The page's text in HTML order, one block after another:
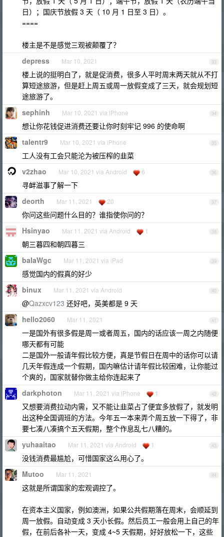
日）；国庆节放假 3 天（ 10 月 1 日至 3 日）。
====
楼主是不是感觉三观被颠覆了？
33
depress Mar 10, 2021
楼上说的挺明白了，就是促消费，很多人平时周末两天就从不打
算短途旅游，但是赶上周五或周一放假变成了三天，就会规划短
途旅游了。
34
sephinh Mar 10, 2021 via iPhone
想让你花钱促进消费还要让你时刻牢记 996 的使命啊
35
talentr9 Mar 10, 2021 via iPhone
工人没有工会只能沦为被压榨的韭菜
36
v2zhao Mar 10, 2021 via Android 6
寻衅滋事了解一下
37
deorth Mar 11, 2021 20
你问这些问题什么目的？谁指使你问的？
38
Hsinyao Mar 11, 2021 via Android 1
朝三暮四和朝四暮三
39
balaWgc Mar 11, 2021 via iPad
感觉国内的假真的好少
40
binux Mar 11, 2021 via Android
@Qazxcv123 还好吧，英美都是 9 天
41
hello2060 Mar 11, 2021
一是国外有很多假是周一或者周五，国内的话应该一周之内随便
哪天都有可能
二是国外一般请年假比较方便，真是节假日在周中的话你可以请
几天年假连成一个假期，国内嘛估计请年假比较困难，让你能过
个爽的，国家就替你做主给你连起来了
42
darkphoton Mar 11, 2021 via iPhone 1
又想要消费拉动内需，又不能让韭菜占了便宜多放假了，就发明
出这种全国调班的方法。今年五一本来弄个周五放一下得了，非
要七凑八凑搞个五天假期，整个作息乱七八糟的。
43
yuhaaitao Mar 11, 2021 via Android 1
没钱消费最尴尬，可惜国家这么用心了。
44
Mutoo Mar 11, 2021
这就是所谓国家的宏观调控了。
在资本主义国家，例如澳洲，如果公共假期落在周末，会顺延到
周一放假。自动变成 3 天小长假。然后员工一般会用上自己的年
假，在前后各补一天，变成 4~5 天假期，好好放松一下，这些